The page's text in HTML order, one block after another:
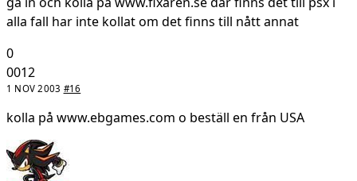
alla fall har inte kollat om det finns till nått annat
0
0012
1 NOV 2003 #16
kolla på www.ebgames.com o beställ en från USA